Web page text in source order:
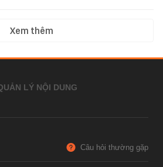
Xem thêm
LÝ NỘI DUNG
Câu hỏi thường gặp